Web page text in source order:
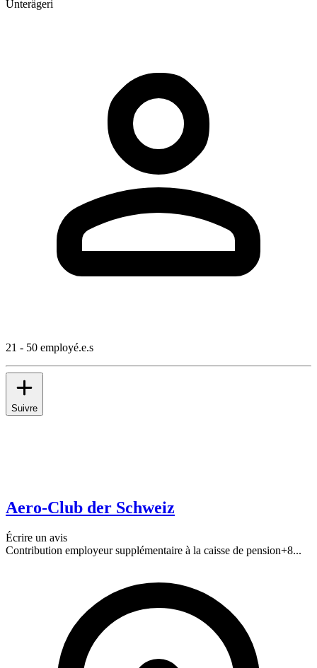
Unterägeri
21 - 50 employé.e.s
Suivre
Aero-Club der Schweiz
Écrire un avis
Contribution employeur supplémentaire à la caisse de pension+8...